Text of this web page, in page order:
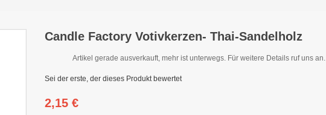
Candle Factory Votivkerzen- Thai-Sandelholz
Artikel gerade ausverkauft, mehr ist unterwegs. Für weitere Details ruf uns an.
Sei der erste, der dieses Produkt bewertet
2,15 €